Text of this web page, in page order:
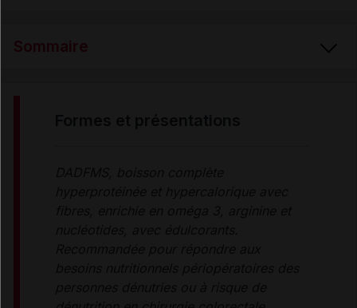
Sommaire